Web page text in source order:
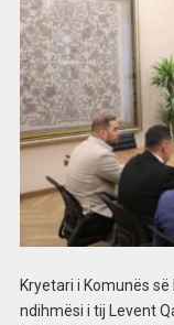
Kryetari i Komunës
ndihmësi i tij Levent